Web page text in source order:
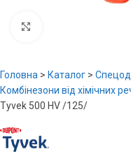
Головна > Каталог >
Комбінезони від хімічних
Tyvek 500 HV /125/